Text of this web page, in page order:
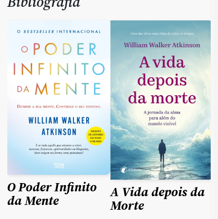
O Poder Infinito
da Mente
A Vida depois da
Morte